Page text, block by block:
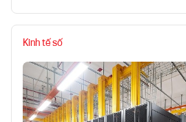
Kinh tế số